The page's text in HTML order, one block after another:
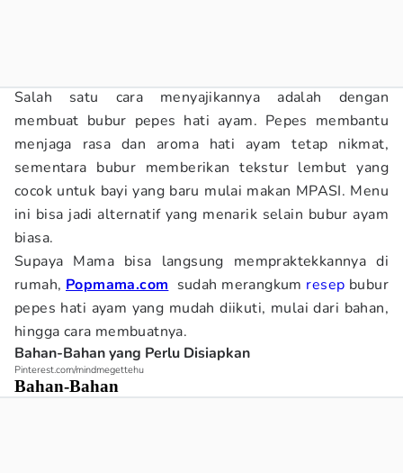
Salah satu cara menyajikannya adalah dengan
membuat bubur pepes hati ayam. Pepes membantu
menjaga rasa dan aroma hati ayam tetap nikmat,
sementara bubur memberikan tekstur lembut yang
cocok untuk bayi yang baru mulai makan MPASI. Menu
ini bisa jadi alternatif yang menarik selain bubur ayam
biasa.
Supaya Mama bisa langsung mempraktekkannya di
rumah, Popmama.com sudah merangkum resep bubur
pepes hati ayam yang mudah diikuti, mulai dari bahan,
hingga cara membuatnya.
Bahan-Bahan yang Perlu Disiapkan
Pinterest.com/mindmegettehu
Bahan-Bahan